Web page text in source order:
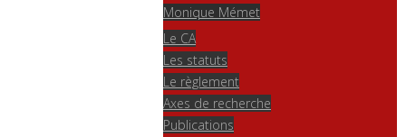
Monique Mémet
Le CA
Les statuts
Le règlement
Axes de recherche
Publications